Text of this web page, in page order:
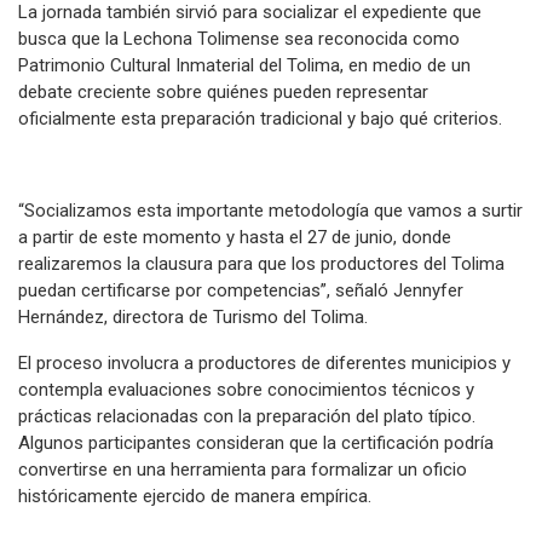
La jornada también sirvió para socializar el expediente que
busca que la Lechona Tolimense sea reconocida como
Patrimonio Cultural Inmaterial del Tolima, en medio de un
debate creciente sobre quiénes pueden representar
oficialmente esta preparación tradicional y bajo qué criterios.
“Socializamos esta importante metodología que vamos a surtir
a partir de este momento y hasta el 27 de junio, donde
realizaremos la clausura para que los productores del Tolima
puedan certificarse por competencias”, señaló Jennyfer
Hernández, directora de Turismo del Tolima.
El proceso involucra a productores de diferentes municipios y
contempla evaluaciones sobre conocimientos técnicos y
prácticas relacionadas con la preparación del plato típico.
Algunos participantes consideran que la certificación podría
convertirse en una herramienta para formalizar un oficio
históricamente ejercido de manera empírica.